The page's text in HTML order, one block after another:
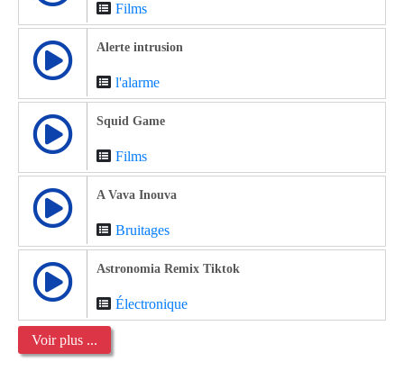
Films
Alerte intrusion
l'alarme
Squid Game
Films
A Vava Inouva
Bruitages
Astronomia Remix Tiktok
Électronique
Voir plus ...